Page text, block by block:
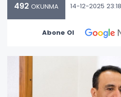
492 OKUNMA 14-12-2025 23:18
Abone Ol